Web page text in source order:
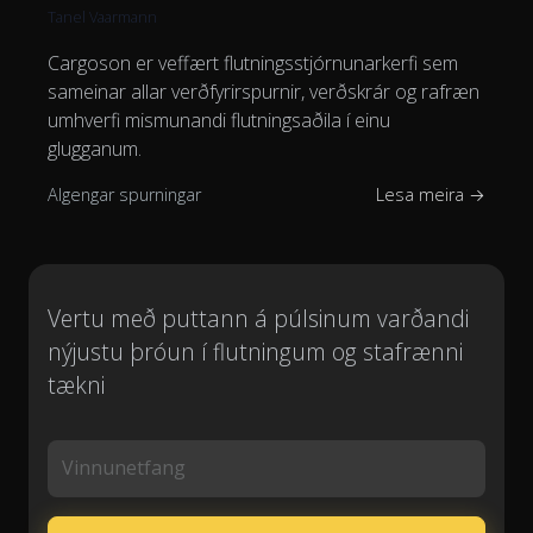
Tanel Vaarmann
Cargoson er veffært flutningsstjórnunarkerfi sem
sameinar allar verðfyrirspurnir, verðskrár og rafræn
umhverfi mismunandi flutningsaðila í einu
glugganum.
Algengar spurningar Lesa meira →
Vertu með puttann á púlsinum varðandi
nýjustu þróun í flutningum og stafrænni
tækni
Vinnunetfang